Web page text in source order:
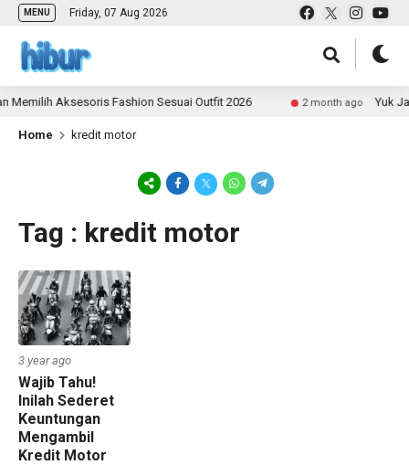
MENU Friday, 07 Aug 2026
Memilih Aksesoris Fashion Sesuai Outfit 2026 2 month ago Yuk
Home kredit motor
Tag : kredit motor
3 year ago
Wajib Tahu!
Inilah Sederet
Keuntungan
Mengambil
Kredit Motor